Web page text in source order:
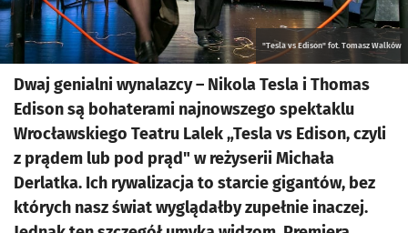
"Tesla vs Edison" fot. Tomasz Walków
Dwaj genialni wynalazcy – Nikola Tesla i Thomas
Edison są bohaterami najnowszego spektaklu
Wrocławskiego Teatru Lalek „Tesla vs Edison, czyli
z prądem lub pod prąd" w reżyserii Michała
Derlatka. Ich rywalizacja to starcie gigantów, bez
których nasz świat wyglądałby zupełnie inaczej.